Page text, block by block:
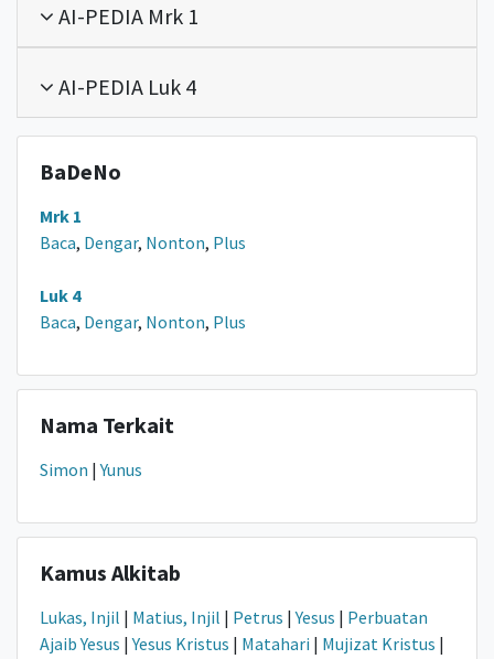
AI-PEDIA Mrk 1
AI-PEDIA Luk 4
BaDeNo
Mrk 1
Baca, Dengar, Nonton, Plus
Luk 4
Baca, Dengar, Nonton, Plus
Nama Terkait
Simon |Yunus
Kamus Alkitab
Lukas, Injil | Matius, Injil | Petrus |Yesus | Perbuatan
Ajaib Yesus |Yesus Kristus | Matahari | Mujizat Kristus |